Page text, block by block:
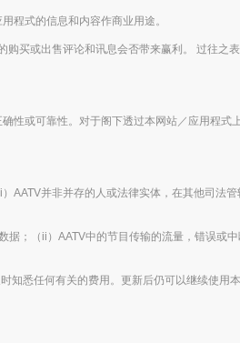
程式的信息和内容作商业用途。
买或出售评论和讯息会否带来赢利。 过往之
性或可靠性。对于阁下透过本网站／应用程式
AATV并非并存的人或法律实体，在其他司法
；（ii）AATV中的节目传输的流量，错误或
知悉任何有关的费用。更新后仍可以继续使用